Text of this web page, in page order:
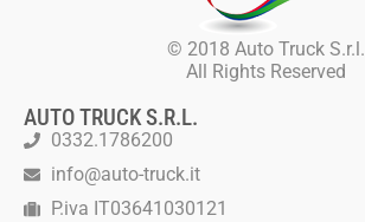
© 2018 Auto Truck S.r.l.
All Rights Reserved
AUTO TRUCK S.R.L.
0332.1786200
info@auto-truck.it
P.iva IT03641030121